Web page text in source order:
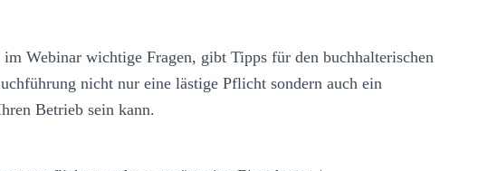
Webinar wichtige Fragen, gibt Tipps für den buchhalterischen
nicht nur eine lästige Pflicht sondern auch ein
Betrieb sein kann.